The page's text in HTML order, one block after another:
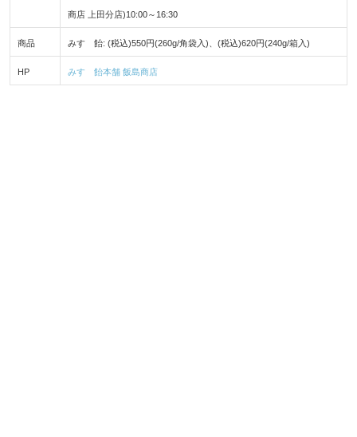
商店 上田分店)10:00～16:30
商品 みすゞ飴: (税込)550円(260g/角袋入)、(税込)620円(240g/箱入)
HP みすゞ飴本舗 飯島商店